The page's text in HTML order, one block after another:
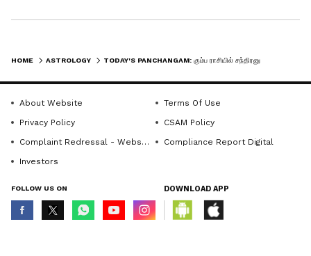
4
Image Credit : Chat GPT
HOME ASTROLOGY
About Website
Terms Of Use
Privacy Policy
CSAM Policy
Complaint Redressal - Website
Compliance Report Digital
Investors
FOLLOW US ON DOWNLOAD APP